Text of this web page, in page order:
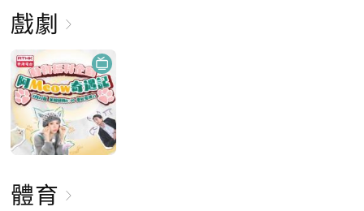
戲劇
體育